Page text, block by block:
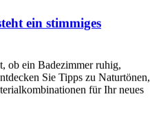
ein stimmiges
ob ein Badezimmer ruhig,
Sie Tipps zu Naturtönen,
für Ihr neues